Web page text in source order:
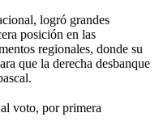
logró grandes
posición en las
regionales, donde su
que la derecha desbanque
voto, por primera